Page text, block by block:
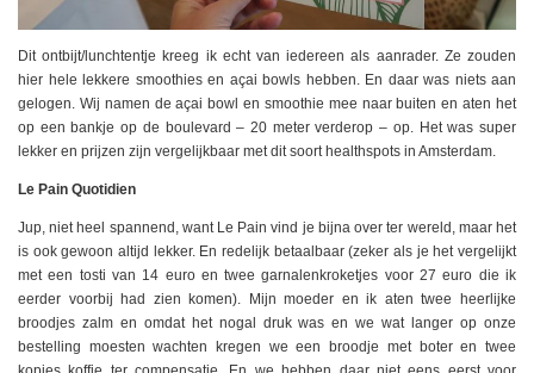
Dit ontbijt/lunchtentje kreeg ik echt van iedereen als aanrader. Ze zouden
hier hele lekkere smoothies en açai bowls hebben. En daar was niets aan
gelogen. Wij namen de açai bowl en smoothie mee naar buiten en aten het
op een bankje op de boulevard – 20 meter verderop – op. Het was super
lekker en prijzen zijn vergelijkbaar met dit soort healthspots in Amsterdam.
Le Pain Quotidien
Jup, niet heel spannend, want Le Pain vind je bijna over ter wereld, maar het
is ook gewoon altijd lekker. En redelijk betaalbaar (zeker als je het vergelijkt
met een tosti van 14 euro en twee garnalenkroketjes voor 27 euro die ik
eerder voorbij had zien komen). Mijn moeder en ik aten twee heerlijke
broodjes zalm en omdat het nogal druk was en we wat langer op onze
bestelling moesten wachten kregen we een broodje met boter en twee